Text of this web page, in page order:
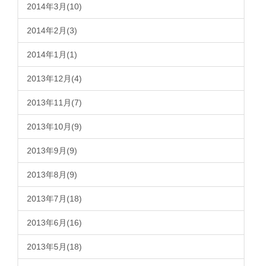
2014年3月(10)
2014年2月(3)
2014年1月(1)
2013年12月(4)
2013年11月(7)
2013年10月(9)
2013年9月(9)
2013年8月(9)
2013年7月(18)
2013年6月(16)
2013年5月(18)